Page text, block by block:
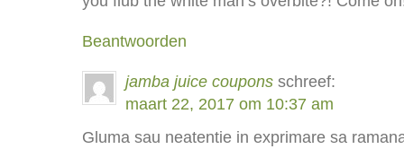
Beantwoorden
jamba juice coupons schreef:
maart 22, 2017 om 10:37 am
Gluma sau neatentie in exprimare sa